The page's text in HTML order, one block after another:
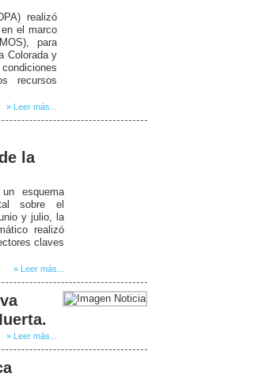
realizó
el marco
para
Colorada y
recursos
» Leer más...
la
esquema
sobre el
y julio, la
realizó
claves
» Leer más...
» Leer más...